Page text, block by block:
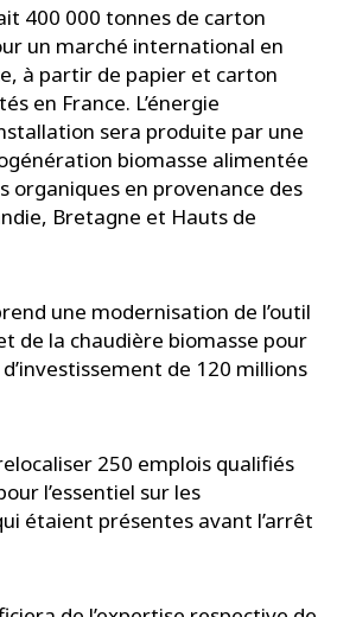
400 000 tonnes de carton
un marché international en
à partir de papier et carton
en France. L’énergie
sera produite par une
biomasse alimentée
organiques en provenance des
Bretagne et Hauts de
une modernisation de l’outil
de la chaudière biomasse pour
de 120 millions
250 emplois qualifiés
l’essentiel sur les
étaient présentes avant l’arrêt